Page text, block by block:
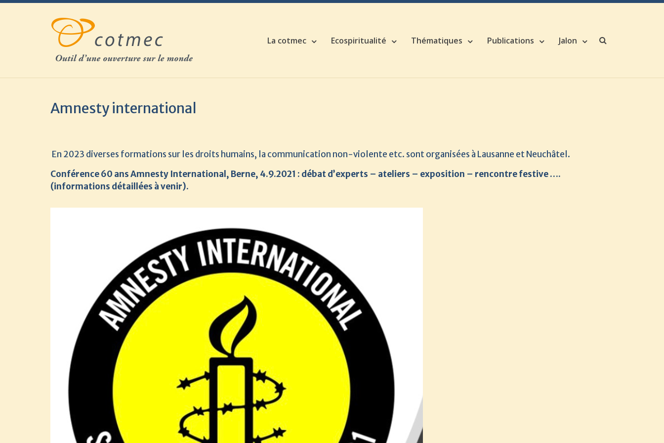
Skip
La cotmec Ecospiritualité Thématiques Publications Jalon
Amnesty international
En 2023 diverses formations sur les droits humains, la communication non-violente etc. sont organisées à Lausanne et Neuchâtel.
Conférence 60 ans Amnesty International, Berne, 4.9.2021 : débat d’experts – ateliers – exposition – rencontre festive ….
(informations détaillées à venir).